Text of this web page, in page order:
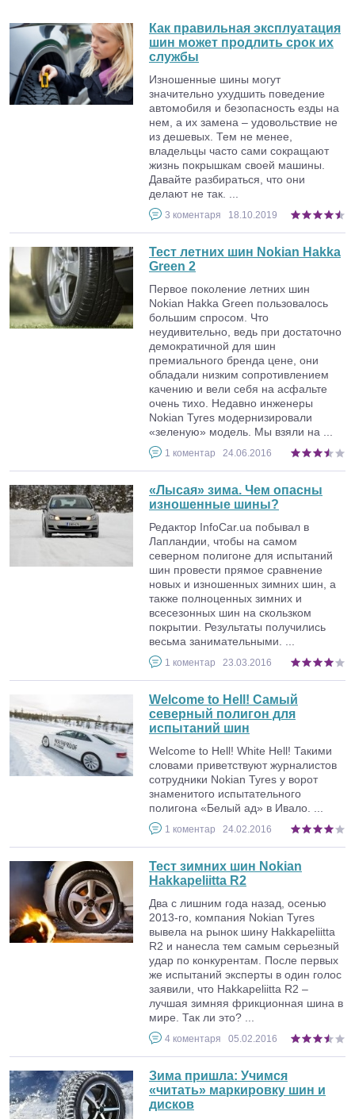
Как правильная эксплуатация
шин может продлить срок их
службы
Изношенные шины могут
значительно ухудшить поведение
автомобиля и безопасность езды на
нем, а их замена – удовольствие не
из дешевых. Тем не менее,
владельцы часто сами сокращают
жизнь покрышкам своей машины.
Давайте разбираться, что они
делают не так. ...
3 коментаря 18.10.2019
Тест летних шин Nokian Hakka
Green 2
Первое поколение летних шин
Nokian Hakka Green пользовалось
большим спросом. Что
неудивительно, ведь при достаточно
демократичной для шин
премиального бренда цене, они
обладали низким сопротивлением
качению и вели себя на асфальте
очень тихо. Недавно инженеры
Nokian Tyres модернизировали
«зеленую» модель. Мы взяли на ...
1 коментар 24.06.2016
«Лысая» зима. Чем опасны
изношенные шины?
Редактор InfoCar.ua побывал в
Лапландии, чтобы на самом
северном полигоне для испытаний
шин провести прямое сравнение
новых и изношенных зимних шин, а
также полноценных зимних и
всесезонных шин на скользком
покрытии. Результаты получились
весьма занимательными. ...
1 коментар 23.03.2016
Welcome to Hell! Самый
северный полигон для
испытаний шин
Welcome to Hell! White Hell! Такими
словами приветствуют журналистов
сотрудники Nokian Tyres у ворот
знаменитого испытательного
полигона «Белый ад» в Ивало. ...
1 коментар 24.02.2016
Тест зимних шин Nokian
Hakkapeliitta R2
Два с лишним года назад, осенью
2013-го, компания Nokian Tyres
вывела на рынок шину Hakkapeliitta
R2 и нанесла тем самым серьезный
удар по конкурентам. После первых
же испытаний эксперты в один голос
заявили, что Hakkapeliitta R2 –
лучшая зимняя фрикционная шина в
мире. Так ли это? ...
4 коментаря 05.02.2016
Зима пришла: Учимся
«читать» маркировку шин и
дисков